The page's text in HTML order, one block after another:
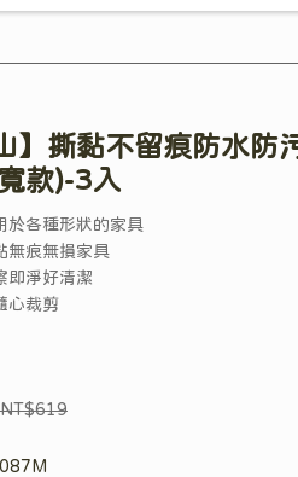
】撕黏不留痕防水防
款)-3入
於各種形狀的家具
無痕無損家具
即淨好清潔
心裁剪
NT$619